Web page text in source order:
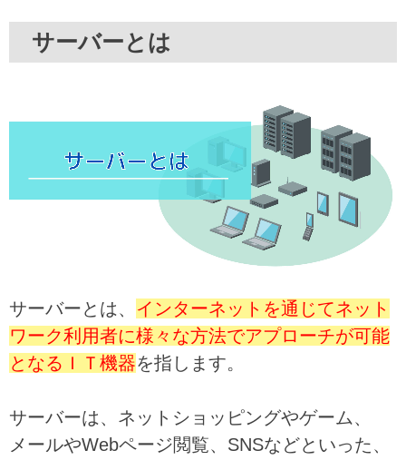
サーバーとは
サーバーとは、 インターネットを通じてネット
ワーク利用者に様々な方法でアプローチが可能
となるＩＴ機器を指します。
サーバーは、ネットショッピングやゲーム、
メールやWebページ閲覧、SNSなどといった、